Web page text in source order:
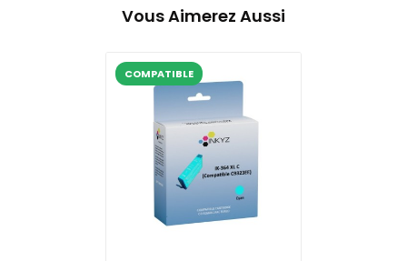
Vous Aimerez Aussi
COMPATIBLE